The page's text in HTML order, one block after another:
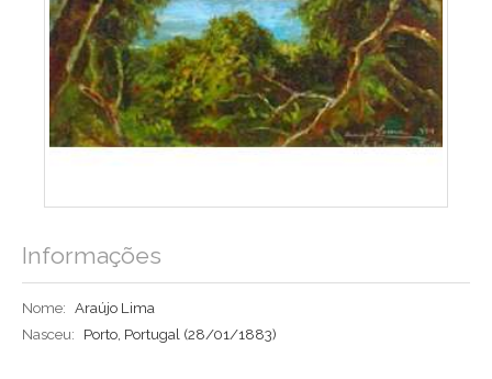
Informações
Nome: Araújo Lima
Nasceu:
Porto, Portugal (28/01/1883)